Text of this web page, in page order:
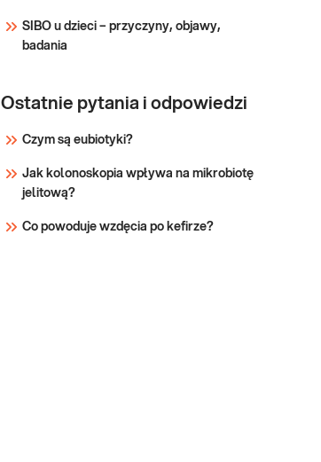
SIBO u dzieci – przyczyny, objawy,
badania
Ostatnie pytania i odpowiedzi
Czym są eubiotyki?
Jak kolonoskopia wpływa na mikrobiotę
jelitową?
Co powoduje wzdęcia po kefirze?